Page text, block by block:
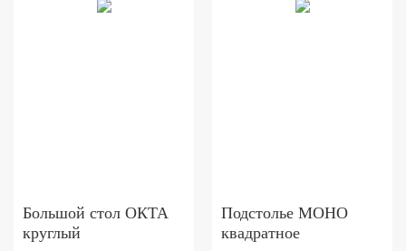
Большой стол ОКТА
круглый
Подстолье МОНО
квадратное